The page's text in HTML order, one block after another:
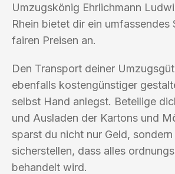
Umzugskönig Ehrlichmann
Rhein bietet dir ein umfassendes
fairen Preisen an.
Den Transport deiner
ebenfalls kostengünstiger
selbst Hand anlegst. Beteilige
und Ausladen der Kartons und
sparst du nicht nur Geld,
sicherstellen, dass alles
behandelt wird.